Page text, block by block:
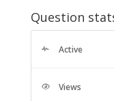
Question
Active
Views